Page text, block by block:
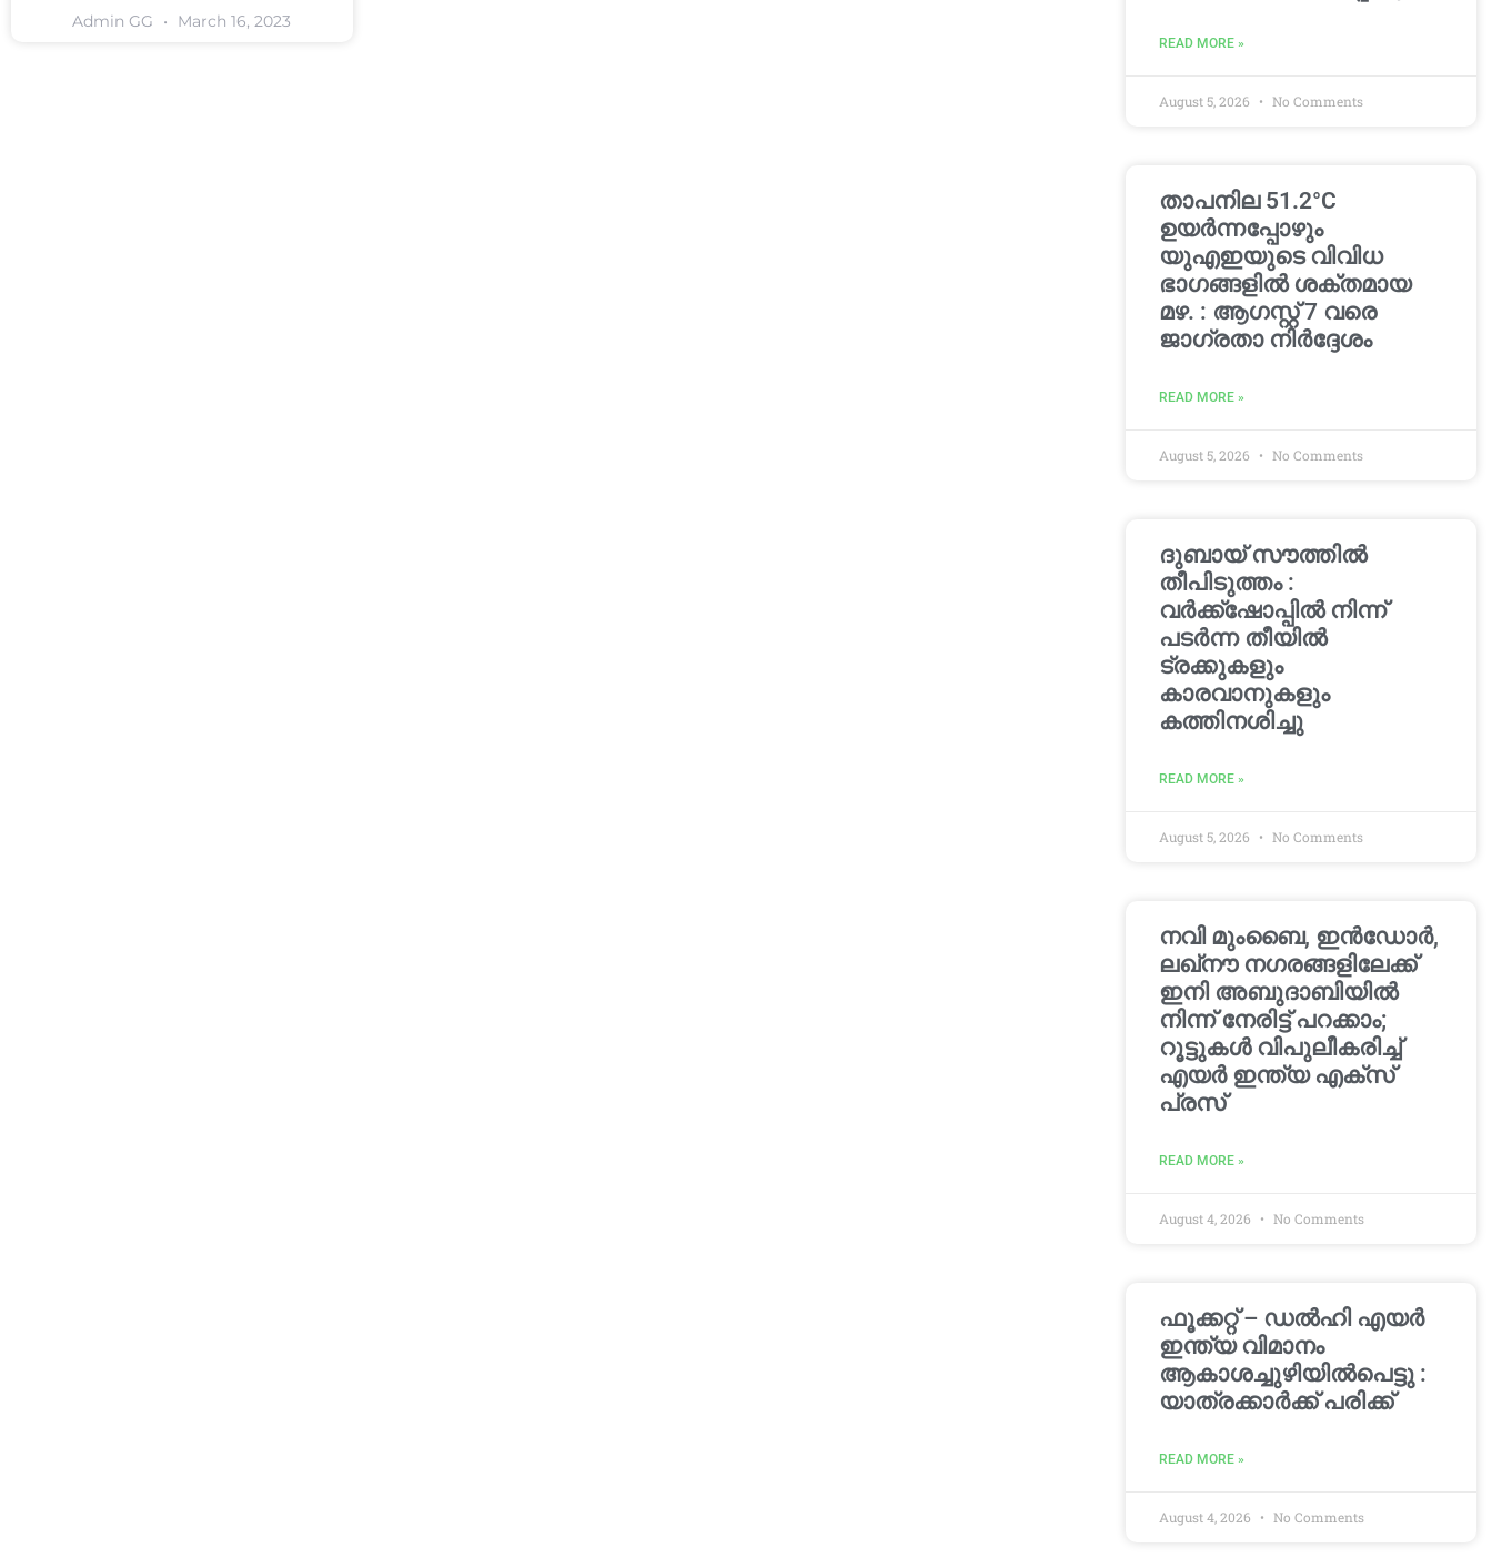
Admin GG March 16, 2023
READ MORE »
August 5, 2026 No Comments
താപനില 51.2°C
ഉയർന്നപ്പോഴും
യുഎഇയുടെ വിവിധ
ഭാഗങ്ങളിൽ ശക്തമായ
മഴ. : ആഗസ്റ്റ് 7 വരെ
ജാഗ്രതാ നിർദ്ദേശം
READ MORE »
August 5, 2026 No Comments
ദുബായ് സൗത്തിൽ
തീപിടുത്തം :
വർക്ക്‌ഷോപ്പിൽ നിന്ന്
പടർന്ന തീയിൽ
ട്രക്കുകളും
കാരവാനുകളും
കത്തിനശിച്ചു
READ MORE »
August 5, 2026 No Comments
നവി മുംബൈ, ഇൻഡോർ,
ലഖ്നൗ നഗരങ്ങളിലേക്ക്
ഇനി അബുദാബിയിൽ
നിന്ന് നേരിട്ട് പറക്കാം;
റൂട്ടുകൾ വിപുലീകരിച്ച്
എയർ ഇന്ത്യ എക്സ്
പ്രസ്
READ MORE »
August 4, 2026 No Comments
ഫൂക്കറ്റ് – ഡൽഹി എയര്‍
ഇന്ത്യ വിമാനം
ആകാശച്ചുഴിയില്‍പെട്ടു :
യാത്രക്കാര്‍ക്ക് പരിക്ക്
READ MORE »
August 4, 2026 No Comments